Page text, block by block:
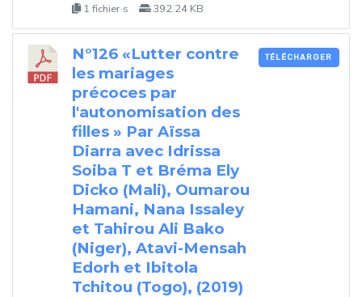
1 fichier·s 392.24 KB
N°126 «Lutter contre
les mariages
précoces par
l'autonomisation des
filles » Par Aïssa
Diarra avec Idrissa
Soiba T et Bréma Ely
Dicko (Mali), Oumarou
Hamani, Nana Issaley
et Tahirou Ali Bako
(Niger), Atavi-Mensah
Edorh et Ibitola
Tchitou (Togo), (2019)
TÉLÉCHARGER